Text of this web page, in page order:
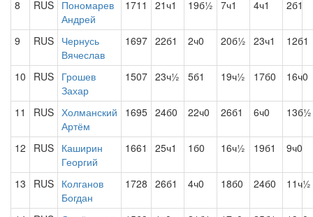
8 RUS Пономарев
Андрей
1711 21ч1 19б½ 7ч1 4ч1 2б1
9 RUS Чернусь
Вячеслав
1697 22б1 2ч0 20б½ 23ч1 12б1
10 RUS Грошев
Захар
1507 23ч½ 5б1 19ч½ 17б0 16ч0
11 RUS Холманский
Артём
1695 24б0 22ч0 26б1 6ч0 13б½
12 RUS Каширин
Георгий
1661 25ч1 1б0 16ч½ 19б1 9ч0
13 RUS Колганов
Богдан
1728 26б1 4ч0 18б0 24б0 11ч½